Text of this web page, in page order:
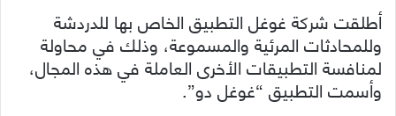
أطلقت شركة غوغل التطبيق الخاص بها للدردشة
وللمحادثات المرئية والمسموعة، وذلك في محاولة
لمنافسة التطبيقات الأخرى العاملة في هذه المجال،
وأسمت التطبيق “غوغل دو”.